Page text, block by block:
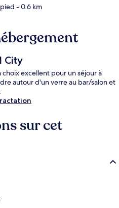
- 0.6 km
City
excellent pour un séjour à
autour d'un verre au bar/salon et
sur cet